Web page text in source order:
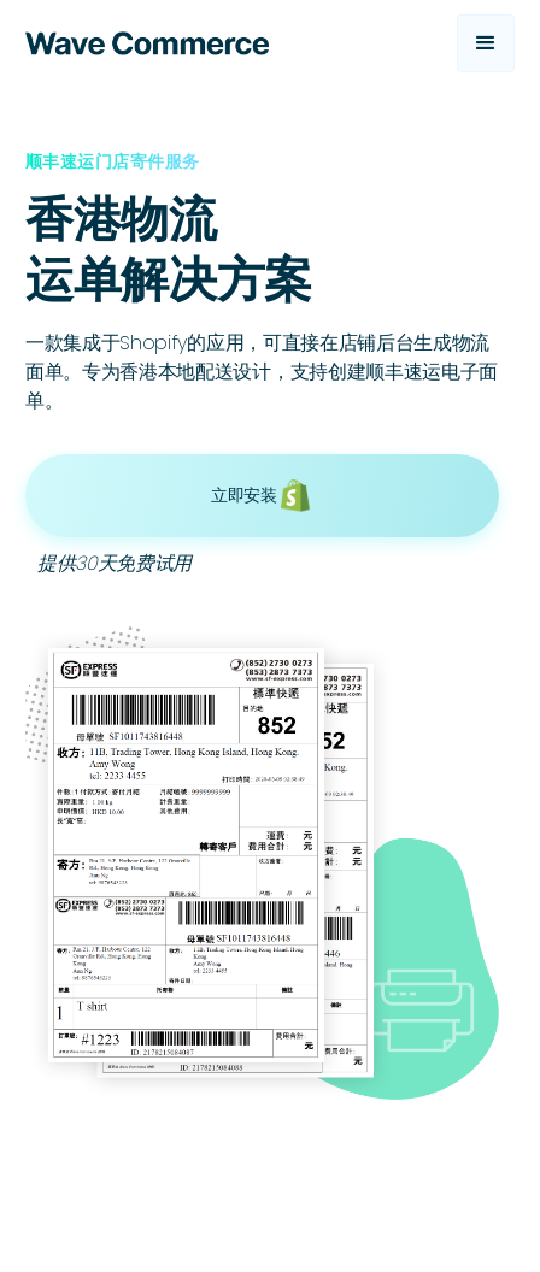
顺丰速运门店寄件服务
香港物流
运单解决方案
一款集成于Shopify的应用，可直接在店铺后台生成物流
面单。专为香港本地配送设计， 支持创建顺丰速运电子面
单。
立即安装
提供30天免费试用